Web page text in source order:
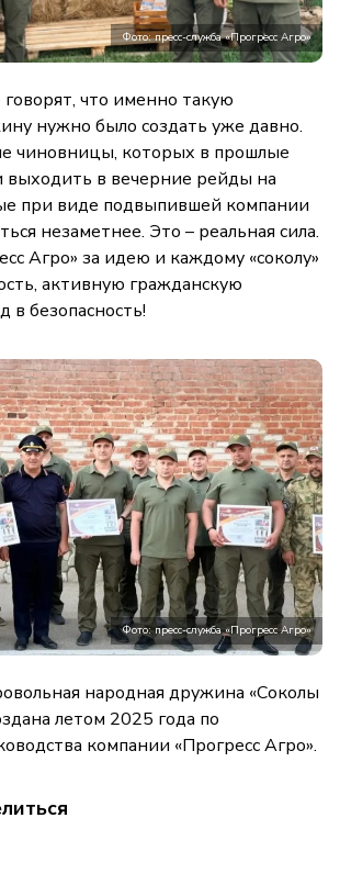
Фото: пресс-служба «Прогресс Агро»
что именно такую
нужно было создать уже давно.
чиновницы, которых в прошлые
выходить в вечерние рейды на
при виде подвыпившей компании
незаметнее. Это – реальная сила.
Агро» за идею и каждому «соколу»
активную гражданскую
в безопасность!
Фото: пресс-служба «Прогресс Агро»
народная дружина «Соколы
летом 2025 года по
компании «Прогресс Агро».